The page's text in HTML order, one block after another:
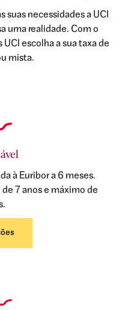
suas necessidades a UCI
uma realidade. Com o
UCI escolha a sua taxa de
mista.
à Euribor a 6 meses.
7 anos e máximo de